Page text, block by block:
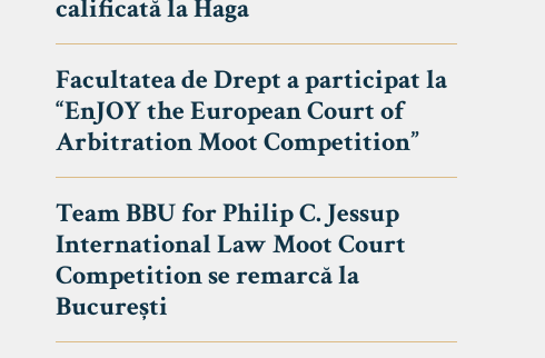
calificată la Haga
Facultatea de Drept a participat la
“EnJOY the European Court of
Arbitration Moot Competition”
Team BBU for Philip C. Jessup
International Law Moot Court
Competition se remarcă la
București